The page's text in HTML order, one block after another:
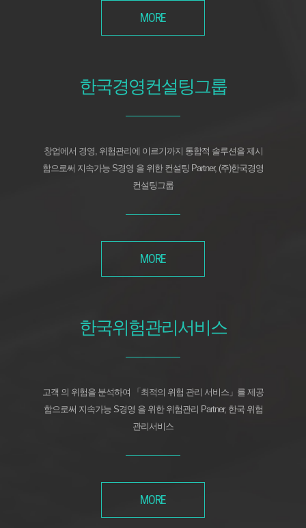
MORE
한국경영컨설팅그룹
창업에서 경영, 위험관리에 이르기까지 통합적 솔루션을 제시
함으로써 지속가능 S경영 을 위한 컨설팅 Partner, (주)한국경영
컨설팅그룹
MORE
한국위험관리서비스
고객 의 위험을 분석하여 「최적의 위험 관리 서비스」를 제공
함으로써 지속가능 S경영 을 위한 위험관리 Partner, 한국 위험
관리서비스
MORE